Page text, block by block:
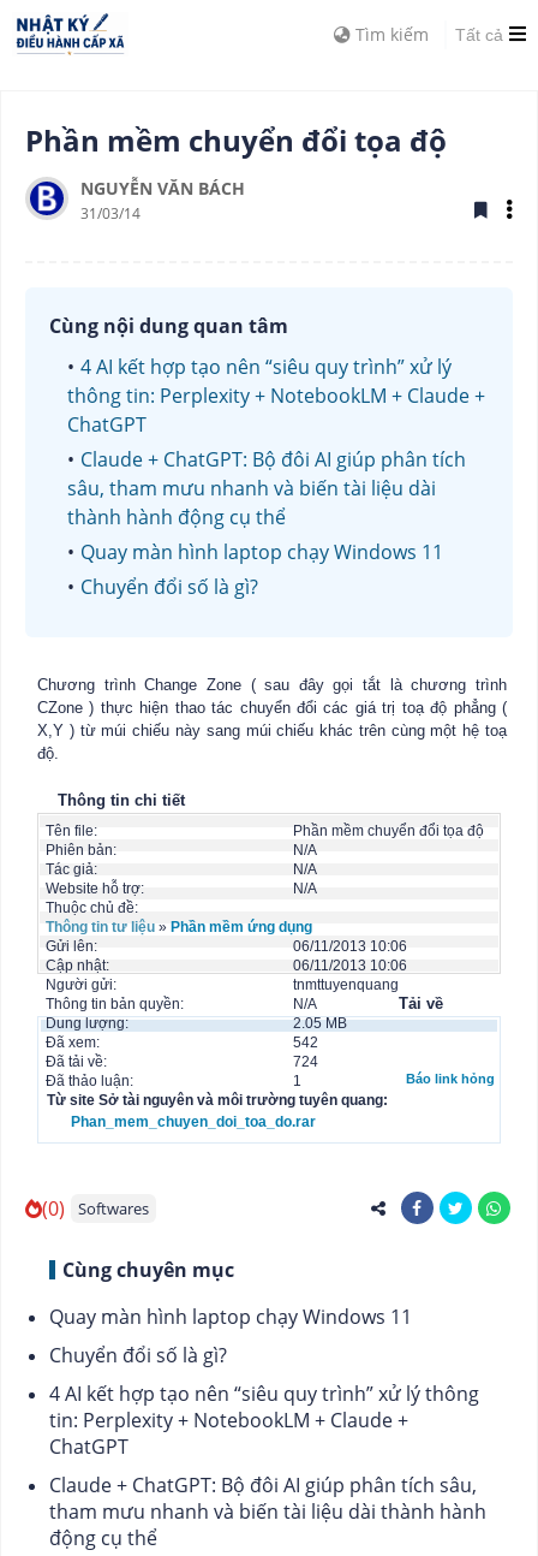
Tìm kiếm Tất cả
Phần mềm chuyển đổi tọa độ
NGUYỄN VĂN BÁCH
31/03/14
Cùng nội dung quan tâm
4 AI kết hợp tạo nên “siêu quy trình” xử lý
thông tin: Perplexity + NotebookLM + Claude +
ChatGPT
Claude + ChatGPT: Bộ đôi AI giúp phân tích
sâu, tham mưu nhanh và biến tài liệu dài
thành hành động cụ thể
Quay màn hình laptop chạy Windows 11
Chuyển đổi số là gì?
Chương trình Change Zone ( sau đây gọi tắt là chương trình
CZone ) thực hiện thao tác chuyển đổi các giá trị toạ độ phẳng (
X,Y ) từ múi chiếu này sang múi chiếu khác trên cùng một hệ toạ
độ.
Thông tin chi tiết
Tên file:
Phần mềm chuyển đổi tọa độ
Phiên bản:
N/A
Tác giả:
N/A
Website hỗ trợ:
N/A
Thuộc chủ đề:
Thông tin tư liệu » Phần mềm ứng dụng
Gửi lên:
06/11/2013 10:06
Cập nhật:
06/11/2013 10:06
Người gửi:
tnmttuyenquang
Thông tin bản quyền:
N/A
Dung lượng:
2.05 MB
Đã xem:
542
Đã tải về:
724
Đã thảo luận:
1 Báo link hỏng
Tải về
Từ site Sở tài nguyên và môi trường tuyên quang:
Phan_mem_chuyen_doi_toa_do.rar
(0) Softwares
Cùng chuyên mục
Quay màn hình laptop chạy Windows 11
Chuyển đổi số là gì?
4 AI kết hợp tạo nên “siêu quy trình” xử lý thông
tin: Perplexity + NotebookLM + Claude +
ChatGPT
Claude + ChatGPT: Bộ đôi AI giúp phân tích sâu,
tham mưu nhanh và biến tài liệu dài thành hành
động cụ thể